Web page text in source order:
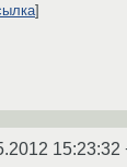
15:23:32